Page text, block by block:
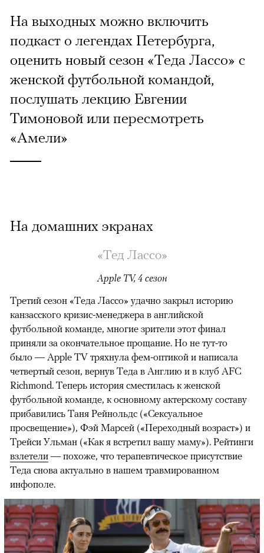
На выходных можно включить
подкаст о легендах Петербурга,
оценить новый сезон «Теда Лассо» с
женской футбольной командой,
послушать лекцию Евгении
Тимоновой или пересмотреть
«Амели»
На домашних экранах
«Тед Лассо»
Apple TV, 4 сезон
00:00 / 00:00
Третий сезон «Теда Лассо» удачно закрыл историю
канзасского кризис-менеджера в английской
футбольной команде, многие зрители этот финал
приняли за окончательное прощание. Но не тут-то
было — Apple TV тряхнула фем-оптикой и написала
четвертый сезон, вернув Теда в Англию и в клуб AFC
Richmond. Теперь история сместилась к женской
футбольной команде, к основному актерскому составу
прибавились Таня Рейнольдс («Сексуальное
просвещение»), Фэй Марсей («Переходный возраст») и
Трейси Ульман («Как я встретил вашу маму»). Рейтинги
взлетели — похоже, что терапевтическое присутствие
Теда снова актуально в нашем травмированном
инфополе.